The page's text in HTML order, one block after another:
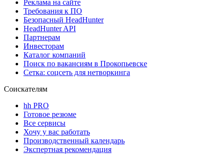
Реклама на сайте
Требования к ПО
Безопасный HeadHunter
HeadHunter API
Партнерам
Инвесторам
Каталог компаний
Поиск по вакансиям в Прокопьевске
Сетка: соцсеть для нетворкинга
Соискателям
hh PRO
Готовое резюме
Все сервисы
Хочу у вас работать
Производственный календарь
Экспертная рекомендация